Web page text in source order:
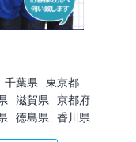
千葉県
東京都
滋賀県
京都府
徳島県 香川県